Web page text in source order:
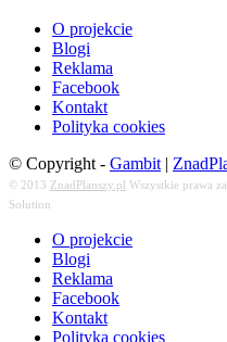
O projekcie
Blogi
Reklama
Facebook
Kontakt
Polityka cookies
© Copyright - Gambit |
© 2013 ZnadPlanszy.pl Wszystkie prawa
Solution
O projekcie
Blogi
Reklama
Facebook
Kontakt
Polityka cookies